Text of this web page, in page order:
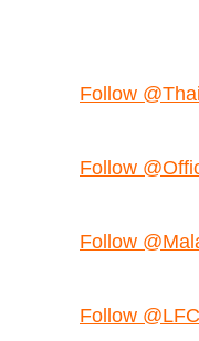
Follow
Follow
Follow
Follow